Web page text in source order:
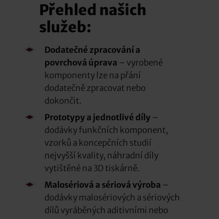
Přehled našich
služeb:
Dodatečné zpracování a
povrchová úprava – vyrobené
komponenty lze na přání
dodatečně zpracovat nebo
dokončit.
Prototypy a jednotlivé díly –
dodávky funkčních komponent,
vzorků a koncepčních studií
nejvyšší kvality, náhradní díly
vytištěné na 3D tiskárně.
Malosériová a sériová výroba –
dodávky malosériových a sériových
dílů vyráběných aditivními nebo